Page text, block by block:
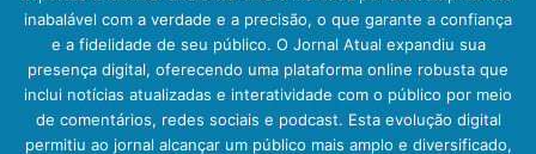
inabalável com a verdade e a precisão, o que garante a confiança
e a fidelidade de seu público. O Jornal Atual expandiu sua
presença digital, oferecendo uma plataforma online robusta que
inclui notícias atualizadas e interatividade com o público por meio
de comentários, redes sociais e podcast. Esta evolução digital
permitiu ao jornal alcançar um público mais amplo e diversificado,